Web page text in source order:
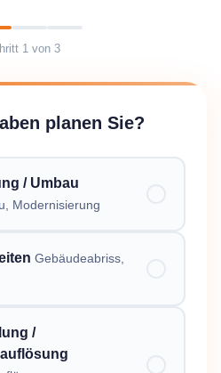
1von 3
planen Sie?
/ Umbau
Modernisierung
Gebäudeabriss,
/